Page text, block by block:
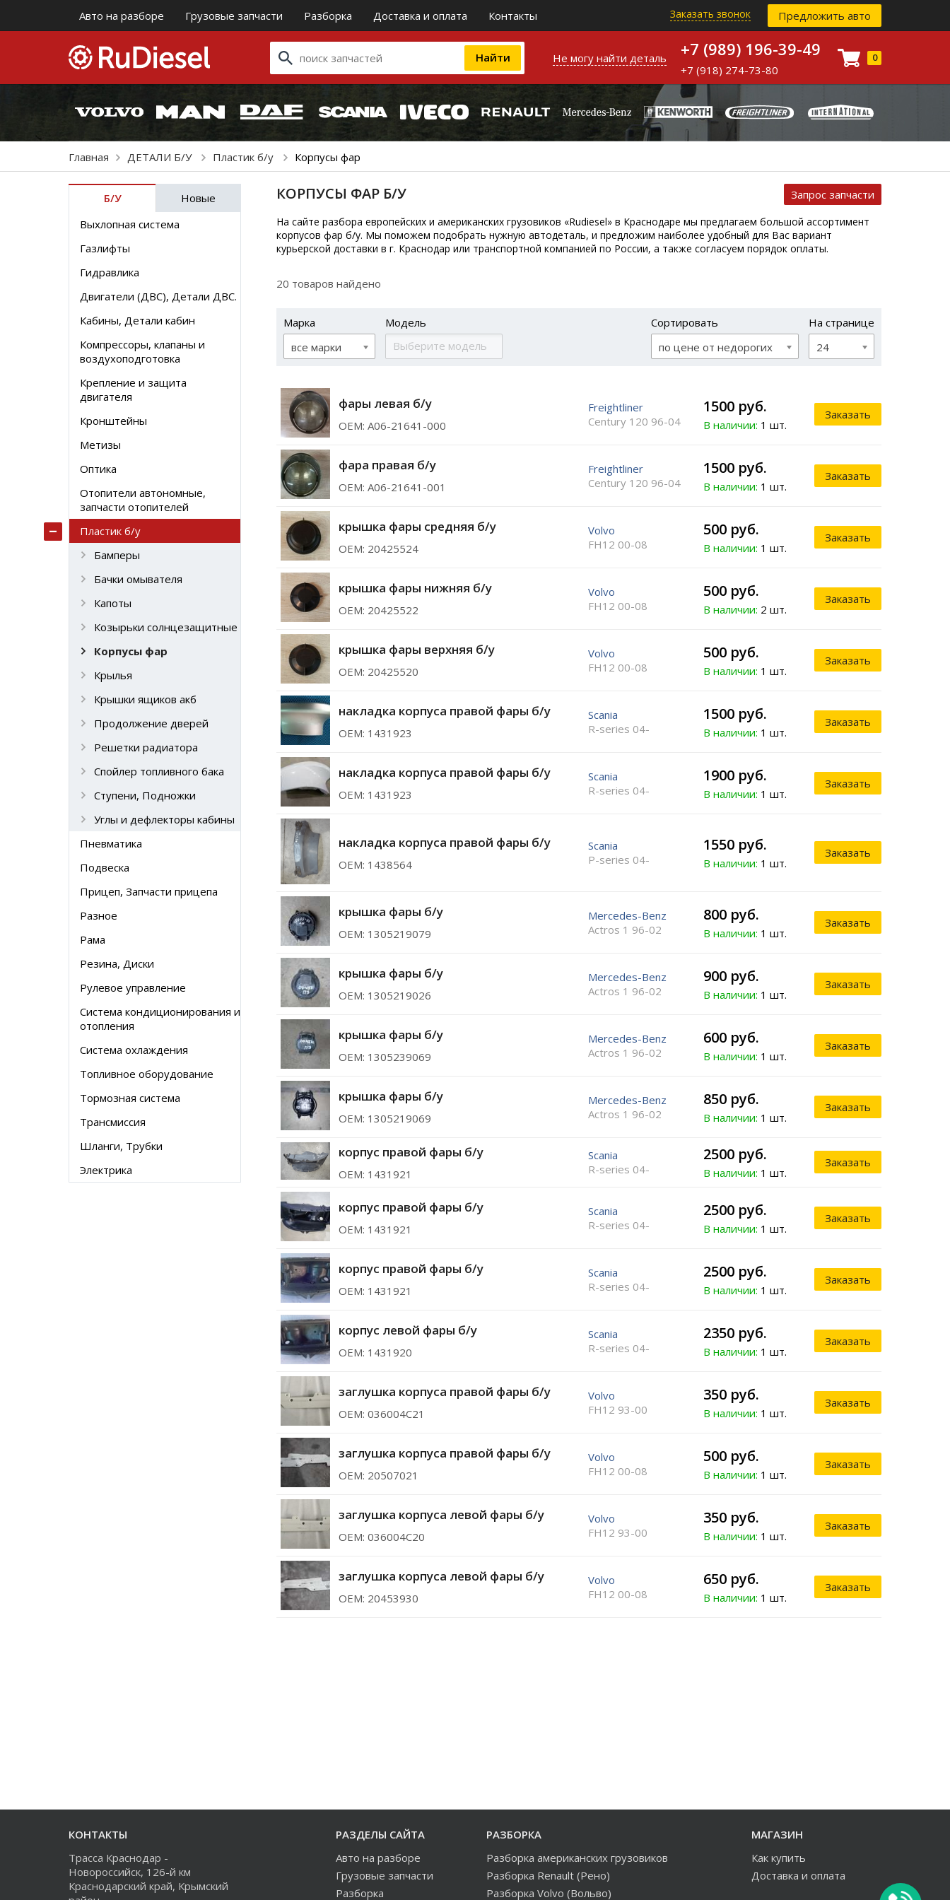
Авто на разборе Грузовые запчасти Разборка Доставка и оплата Контакты Заказать звонок Предложить авто
Не могу найти деталь +7 (989) 196-39-49
+7 (918) 274-73-80
0
Главная ДЕТАЛИ Б/У Пластик б/у Корпусы фар
Б/У
Новые
Выхлопная система
Газлифты
Гидравлика
Двигатели (ДВС), Детали ДВС.
Кабины, Детали кабин
Компрессоры, клапаны и
воздухоподготовка
Крепление и защита
двигателя
Кронштейны
Метизы
Оптика
Отопители автономные,
запчасти отопителей
Пластик б/у
Бамперы
Бачки омывателя
Капоты
Козырьки солнцезащитные
Корпусы фар
Крылья
Крышки ящиков акб
Продолжение дверей
Решетки радиатора
Спойлер топливного бака
Ступени, Подножки
Углы и дефлекторы кабины
Пневматика
Подвеска
Прицеп, Запчасти прицепа
Разное
Рама
Резина, Диски
Рулевое управление
Система кондиционирования и
отопления
Система охлаждения
Топливное оборудование
Тормозная система
Трансмиссия
Шланги, Трубки
Электрика
КОРПУСЫ ФАР Б/У Запрос запчасти
На сайте разбора европейских и американских грузовиков «Rudiesel» в Краснодаре мы предлагаем большой ассортимент
корпусов фар б/у. Мы поможем подобрать нужную автодеталь, и предложим наиболее удобный для Вас вариант
курьерской доставки в г. Краснодар или транспортной компанией по России, а также согласуем порядок оплаты.
20 товаров найдено
Марка
все марки
Модель
Сортировать
по цене от недорогих
На странице
24
фары левая б/у
ОЕМ: A06-21641-000
Freightliner
Century 120 96-04
1500 руб.
В наличии: 1 шт.
Заказать
фара правая б/у
ОЕМ: A06-21641-001
Freightliner
Century 120 96-04
1500 руб.
В наличии: 1 шт.
Заказать
крышка фары средняя б/у
ОЕМ: 20425524
Volvo
FH12 00-08
500 руб.
В наличии: 1 шт.
Заказать
крышка фары нижняя б/у
ОЕМ: 20425522
Volvo
FH12 00-08
500 руб.
В наличии: 2 шт.
Заказать
крышка фары верхняя б/у
ОЕМ: 20425520
Volvo
FH12 00-08
500 руб.
В наличии: 1 шт.
Заказать
накладка корпуса правой фары б/у
ОЕМ: 1431923
Scania
R-series 04-
1500 руб.
В наличии: 1 шт.
Заказать
накладка корпуса правой фары б/у
ОЕМ: 1431923
Scania
R-series 04-
1900 руб.
В наличии: 1 шт.
Заказать
накладка корпуса правой фары б/у
ОЕМ: 1438564
Scania
P-series 04-
1550 руб.
В наличии: 1 шт.
Заказать
крышка фары б/у
ОЕМ: 1305219079
Mercedes-Benz
Actros 1 96-02
800 руб.
В наличии: 1 шт.
Заказать
крышка фары б/у
ОЕМ: 1305219026
Mercedes-Benz
Actros 1 96-02
900 руб.
В наличии: 1 шт.
Заказать
крышка фары б/у
ОЕМ: 1305239069
Mercedes-Benz
Actros 1 96-02
600 руб.
В наличии: 1 шт.
Заказать
крышка фары б/у
ОЕМ: 1305219069
Mercedes-Benz
Actros 1 96-02
850 руб.
В наличии: 1 шт.
Заказать
корпус правой фары б/у
ОЕМ: 1431921
Scania
R-series 04-
2500 руб.
В наличии: 1 шт.
Заказать
корпус правой фары б/у
ОЕМ: 1431921
Scania
R-series 04-
2500 руб.
В наличии: 1 шт.
Заказать
корпус правой фары б/у
ОЕМ: 1431921
Scania
R-series 04-
2500 руб.
В наличии: 1 шт.
Заказать
корпус левой фары б/у
ОЕМ: 1431920
Scania
R-series 04-
2350 руб.
В наличии: 1 шт.
Заказать
заглушка корпуса правой фары б/у
ОЕМ: 036004С21
Volvo
FH12 93-00
350 руб.
В наличии: 1 шт.
Заказать
заглушка корпуса правой фары б/у
ОЕМ: 20507021
Volvo
FH12 00-08
500 руб.
В наличии: 1 шт.
Заказать
заглушка корпуса левой фары б/у
ОЕМ: 036004С20
Volvo
FH12 93-00
350 руб.
В наличии: 1 шт.
Заказать
заглушка корпуса левой фары б/у
ОЕМ: 20453930
Volvo
FH12 00-08
650 руб.
В наличии: 1 шт.
Заказать
КОНТАКТЫ
Трасса Краснодар -
Новороссийск, 126-й км
Краснодарский край, Крымский
РАЗДЕЛЫ САЙТА
Авто на разборе
Грузовые запчасти
Разборка
РАЗБОРКА
Разборка американских грузовиков
Разборка Renault (Рено)
Разборка Volvo (Вольво)
МАГАЗИН
Как купить
Доставка и оплата